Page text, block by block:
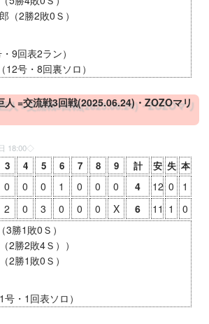
（2勝2敗0Ｓ）
9回表2ラン）
12号・8回裏ソロ）
=交流戦3回戦(2025.06.24)・ZOZOマリ
18:00 ◇
3 4 5 6 7 8 9 計 安 失 本
0 0 0 1 0 0 0 4 12 0
1
2 0 3 0 0 0 X 6 11 1
0
勝1敗0Ｓ）
2勝2敗4Ｓ））
2勝1敗0Ｓ）
・1回表ソロ）